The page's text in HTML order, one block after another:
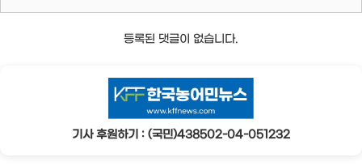
등록된 댓글이 없습니다.
기사 후원하기 : (국민)438502-04-051232